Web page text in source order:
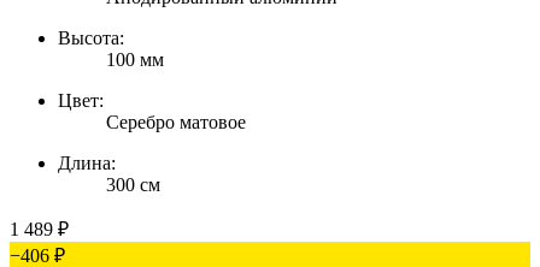
Высота:
100 мм
Цвет:
Серебро матовое
Длина:
300 см
1 489 ₽
−406 ₽